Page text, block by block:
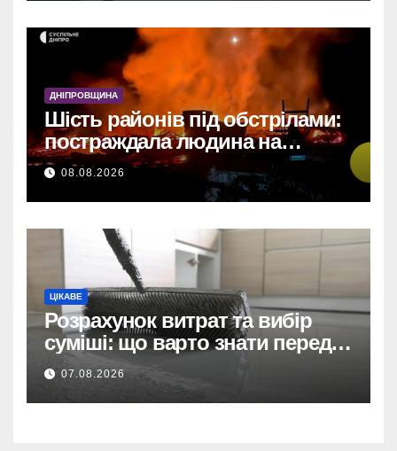
провалу торгів.
У Дніпрі: 735 тисяч за прямим
договором на
відеоспостереження після
зірваних торгів.
Дніпро: 735 тис. на
відеоспостереження за
невдалих торгів.
ДНІПРОВЩИНА
Шість районів під обстрілами:
постраждала людина на
Дніпропетровщині
08.08.2026
ЦІКАВЕ
Розрахунок витрат та вибір
суміші: що варто знати перед
тим, як купити наливну підлогу
07.08.2026